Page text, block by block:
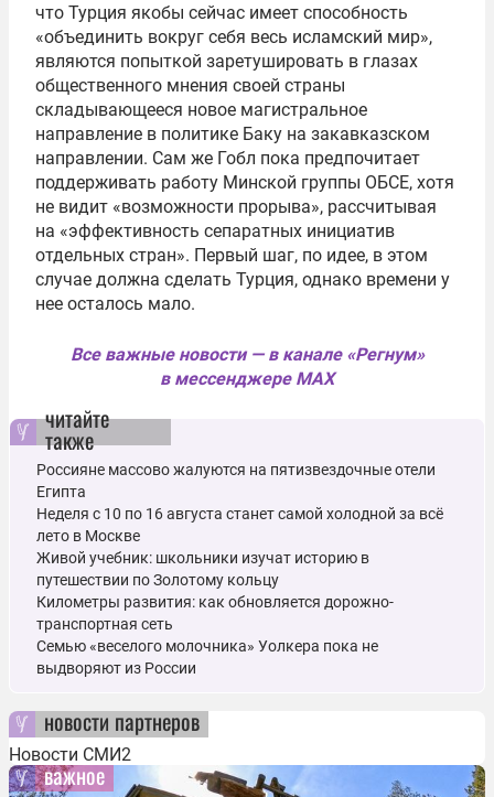
что Турция якобы сейчас имеет способность
«объединить вокруг себя весь исламский мир»,
являются попыткой заретушировать в глазах
общественного мнения своей страны
складывающееся новое магистральное
направление в политике Баку на закавказском
направлении. Сам же Гобл пока предпочитает
поддерживать работу Минской группы ОБСЕ, хотя
не видит «возможности прорыва», рассчитывая
на «эффективность сепаратных инициатив
отдельных стран». Первый шаг, по идее, в этом
случае должна сделать Турция, однако времени у
нее осталось мало.
Все важные новости — в канале «Регнум»
в мессенджере MAX
читайте
также
Россияне массово жалуются на пятизвездочные отели
Египта
Неделя с 10 по 16 августа станет самой холодной за всё
лето в Москве
Живой учебник: школьники изучат историю в
путешествии по Золотому кольцу
Километры развития: как обновляется дорожно-
транспортная сеть
Семью «веселого молочника» Уолкера пока не
выдворяют из России
новости партнеров
Новости СМИ2
важное